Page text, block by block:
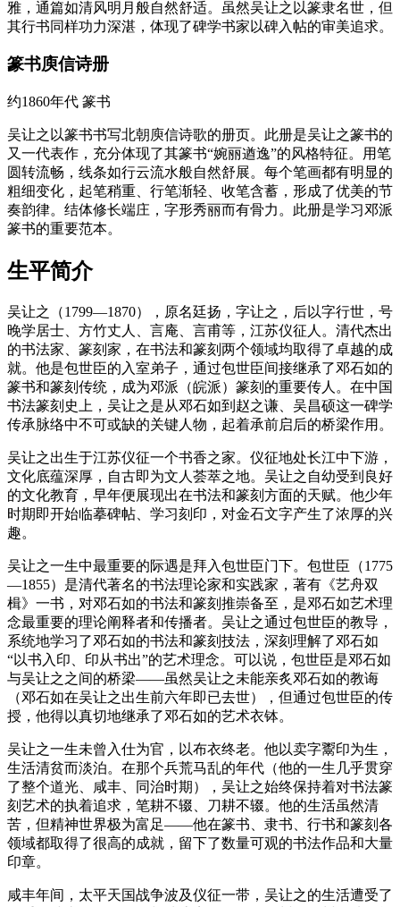
雅，通篇如清风明月般自然舒适。虽然吴让之以篆隶名世，但
其行书同样功力深湛，体现了碑学书家以碑入帖的审美追求。
篆书庾信诗册
约1860年代 篆书
吴让之以篆书书写北朝庾信诗歌的册页。此册是吴让之篆书的
又一代表作，充分体现了其篆书“婉丽遒逸”的风格特征。用笔
圆转流畅，线条如行云流水般自然舒展。每个笔画都有明显的
粗细变化，起笔稍重、行笔渐轻、收笔含蓄，形成了优美的节
奏韵律。结体修长端庄，字形秀丽而有骨力。此册是学习邓派
篆书的重要范本。
生平简介
吴让之（1799—1870），原名廷扬，字让之，后以字行世，号
晚学居士、方竹丈人、言庵、言甫等，江苏仪征人。清代杰出
的书法家、篆刻家，在书法和篆刻两个领域均取得了卓越的成
就。他是包世臣的入室弟子，通过包世臣间接继承了邓石如的
篆书和篆刻传统，成为邓派（皖派）篆刻的重要传人。在中国
书法篆刻史上，吴让之是从邓石如到赵之谦、吴昌硕这一碑学
传承脉络中不可或缺的关键人物，起着承前启后的桥梁作用。
吴让之出生于江苏仪征一个书香之家。仪征地处长江中下游，
文化底蕴深厚，自古即为文人荟萃之地。吴让之自幼受到良好
的文化教育，早年便展现出在书法和篆刻方面的天赋。他少年
时期即开始临摹碑帖、学习刻印，对金石文字产生了浓厚的兴
趣。
吴让之一生中最重要的际遇是拜入包世臣门下。包世臣（1775
—1855）是清代著名的书法理论家和实践家，著有《艺舟双
楫》一书，对邓石如的书法和篆刻推崇备至，是邓石如艺术理
念最重要的理论阐释者和传播者。吴让之通过包世臣的教导，
系统地学习了邓石如的书法和篆刻技法，深刻理解了邓石如
“以书入印、印从书出”的艺术理念。可以说，包世臣是邓石如
与吴让之之间的桥梁——虽然吴让之未能亲炙邓石如的教诲
（邓石如在吴让之出生前六年即已去世），但通过包世臣的传
授，他得以真切地继承了邓石如的艺术衣钵。
吴让之一生未曾入仕为官，以布衣终老。他以卖字鬻印为生，
生活清贫而淡泊。在那个兵荒马乱的年代（他的一生几乎贯穿
了整个道光、咸丰、同治时期），吴让之始终保持着对书法篆
刻艺术的执着追求，笔耕不辍、刀耕不辍。他的生活虽然清
苦，但精神世界极为富足——他在篆书、隶书、行书和篆刻各
领域都取得了很高的成就，留下了数量可观的书法作品和大量
印章。
咸丰年间，太平天国战争波及仪征一带，吴让之的生活遭受了